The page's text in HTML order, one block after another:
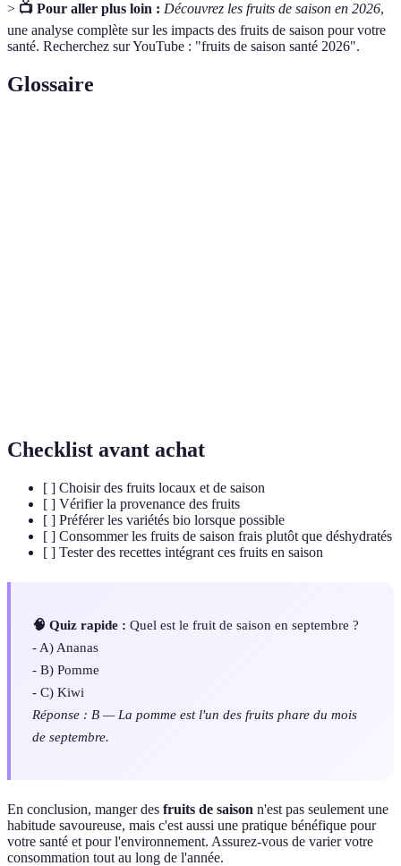
> 📺 Pour aller plus loin : Découvrez les fruits de saison en 2026,
une analyse complète sur les impacts des fruits de saison pour votre
santé. Recherchez sur YouTube : "fruits de saison santé 2026".
Glossaire
Checklist avant achat
[ ] Choisir des fruits locaux et de saison
[ ] Vérifier la provenance des fruits
[ ] Préférer les variétés bio lorsque possible
[ ] Consommer les fruits de saison frais plutôt que déshydratés
[ ] Tester des recettes intégrant ces fruits en saison
🧠 Quiz rapide : Quel est le fruit de saison en septembre ?
- A) Ananas
- B) Pomme
- C) Kiwi
Réponse : B — La pomme est l'un des fruits phare du mois
de septembre.
En conclusion, manger des fruits de saison n'est pas seulement une
habitude savoureuse, mais c'est aussi une pratique bénéfique pour
votre santé et pour l'environnement. Assurez-vous de varier votre
consommation tout au long de l'année.